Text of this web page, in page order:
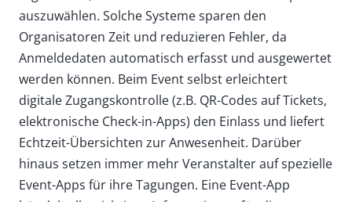
auszuwählen. Solche Systeme sparen den
Organisatoren Zeit und reduzieren Fehler, da
Anmeldedaten automatisch erfasst und ausgewertet
werden können. Beim Event selbst erleichtert
digitale Zugangskontrolle (z.B. QR-Codes auf Tickets,
elektronische Check-in-Apps) den Einlass und liefert
Echtzeit-Übersichten zur Anwesenheit. Darüber
hinaus setzen immer mehr Veranstalter auf spezielle
Event-Apps für ihre Tagungen. Eine Event-App